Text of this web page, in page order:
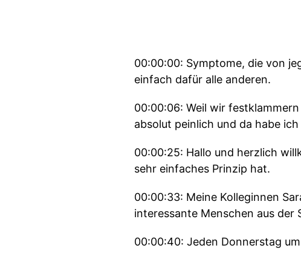
00:00:00: Symptome, die von
einfach dafür alle anderen.
00:00:06: Weil wir
absolut peinlich und da habe
00:00:25: Hallo und herzlich
sehr einfaches Prinzip hat.
00:00:33: Meine Kolleginnen
interessante Menschen aus der
00:00:40: Jeden Donnerstag